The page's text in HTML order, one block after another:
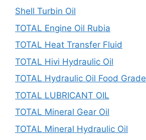
Shell Turbin Oil
TOTAL Engine Oil Rubia
TOTAL Heat Transfer Fluid
TOTAL Hivi Hydraulic Oil
TOTAL Hydraulic Oil Food Grade
TOTAL LUBRICANT OIL
TOTAL Mineral Gear Oil
TOTAL Mineral Hydraulic Oil